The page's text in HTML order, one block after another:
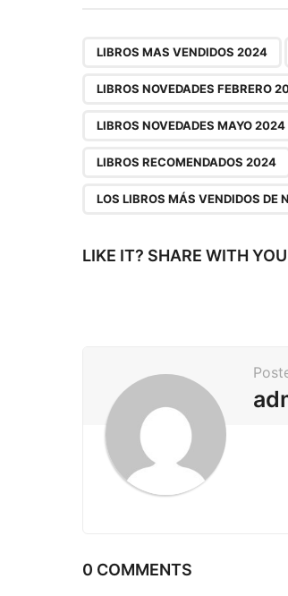
P
n
i
LIBROS MAS VENDIDOS 2024
LIBROS NOVEDADES FEBRERO
LIBROS NOVEDADES MAYO 2024
LIBROS RECOMENDADOS 2024
LOS LIBROS MÁS VENDIDOS DE
LIKE IT? SHARE WITH
0 COMMENTS